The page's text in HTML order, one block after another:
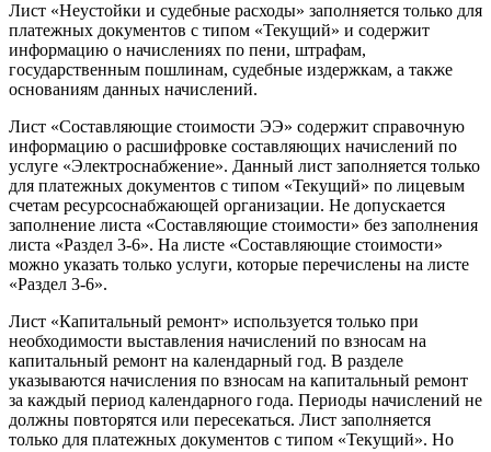
Лист «Неустойки и судебные расходы» заполняется только для
платежных документов с типом «Текущий» и содержит
информацию о начислениях по пени, штрафам,
государственным пошлинам, судебные издержкам, а также
основаниям данных начислений.
Лист «Составляющие стоимости ЭЭ» содержит справочную
информацию о расшифровке составляющих начислений по
услуге «Электроснабжение». Данный лист заполняется только
для платежных документов с типом «Текущий» по лицевым
счетам ресурсоснабжающей организации. Не допускается
заполнение листа «Составляющие стоимости» без заполнения
листа «Раздел 3-6». На листе «Составляющие стоимости»
можно указать только услуги, которые перечислены на листе
«Раздел 3-6».
Лист «Капитальный ремонт» используется только при
необходимости выставления начислений по взносам на
капитальный ремонт на календарный год. В разделе
указываются начисления по взносам на капитальный ремонт
за каждый период календарного года. Периоды начислений не
должны повторятся или пересекаться. Лист заполняется
только для платежных документов с типом «Текущий». Но